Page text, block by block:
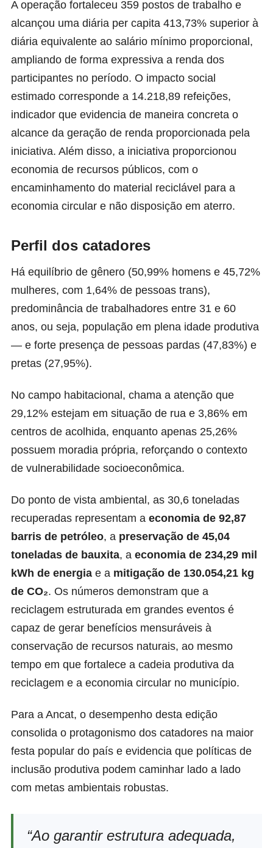
A operação fortaleceu 359 postos de trabalho e
alcançou uma diária per capita 413,73% superior à
diária equivalente ao salário mínimo proporcional,
ampliando de forma expressiva a renda dos
participantes no período. O impacto social
estimado corresponde a 14.218,89 refeições,
indicador que evidencia de maneira concreta o
alcance da geração de renda proporcionada pela
iniciativa. Além disso, a iniciativa proporcionou
economia de recursos públicos, com o
encaminhamento do material reciclável para a
economia circular e não disposição em aterro.
Perfil dos catadores
Há equilíbrio de gênero (50,99% homens e 45,72%
mulheres, com 1,64% de pessoas trans),
predominância de trabalhadores entre 31 e 60
anos, ou seja, população em plena idade produtiva
— e forte presença de pessoas pardas (47,83%) e
pretas (27,95%).
No campo habitacional, chama a atenção que
29,12% estejam em situação de rua e 3,86% em
centros de acolhida, enquanto apenas 25,26%
possuem moradia própria, reforçando o contexto
de vulnerabilidade socioeconômica.
Do ponto de vista ambiental, as 30,6 toneladas
recuperadas representam a economia de 92,87
barris de petróleo, a preservação de 45,04
toneladas de bauxita, a economia de 234,29 mil
kWh de energia e a mitigação de 130.054,21 kg
de CO₂. Os números demonstram que a
reciclagem estruturada em grandes eventos é
capaz de gerar benefícios mensuráveis à
conservação de recursos naturais, ao mesmo
tempo em que fortalece a cadeia produtiva da
reciclagem e a economia circular no município.
Para a Ancat, o desempenho desta edição
consolida o protagonismo dos catadores na maior
festa popular do país e evidencia que políticas de
inclusão produtiva podem caminhar lado a lado
com metas ambientais robustas.
“Ao garantir estrutura adequada,